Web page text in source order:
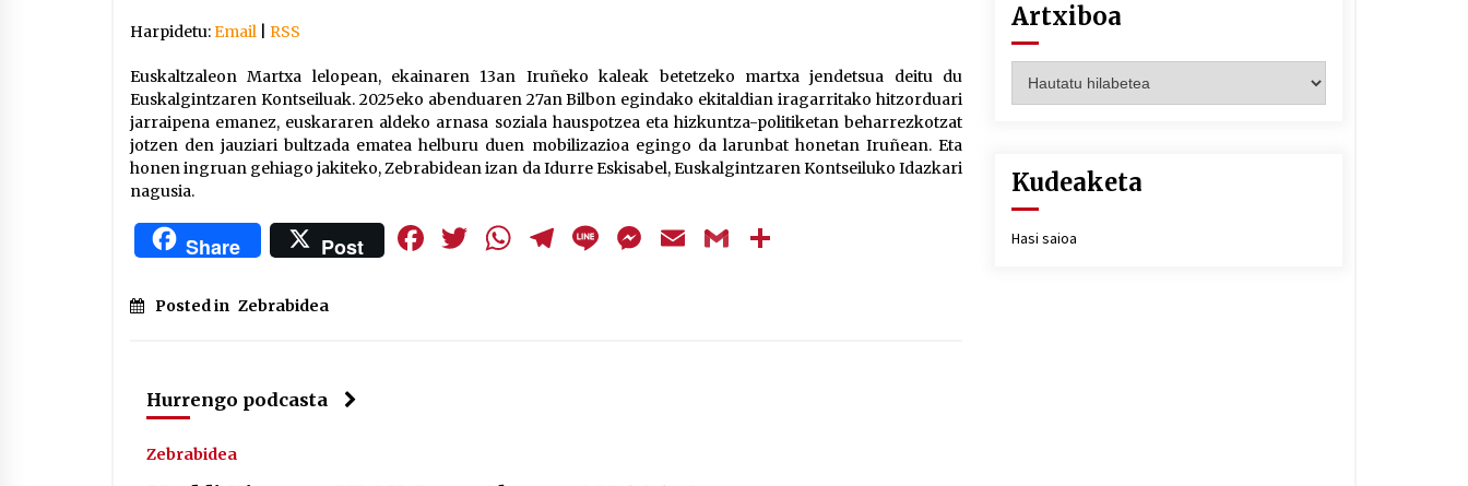
jaisteko.
Harpidetu:Email RSS
Euskaltzaleon Martxa lelopean, ekainaren 13an Iruñeko kaleak betetzeko martxa jendetsua deitu du
Euskalgintzaren Kontseiluak. 2025eko abenduaren 27an Bilbon egindako ekitaldian iragarritako hitzorduari
jarraipena emanez, euskararen aldeko arnasa soziala hauspotzea eta hizkuntza-politiketan beharrezkotzat
jotzen den jauziari bultzada ematea helburu duen mobilizazioa egingo da larunbat honetan Iruñean. Eta
honen ingruan gehiago jakiteko, Zebrabidean izan da Idurre Eskisabel, Euskalgintzaren Kontseiluko Idazkari
nagusia.
Share Post Facebook
Twitter
WhatsApp
Telegram
LineMessenger
EmailGmail
Posted in Zebrabidea
Hurrengo podcasta
Zebrabidea
Artxiboa
Kudeaketa
Hasi saioa